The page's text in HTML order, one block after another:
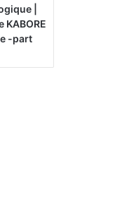
|
KABORE
-part